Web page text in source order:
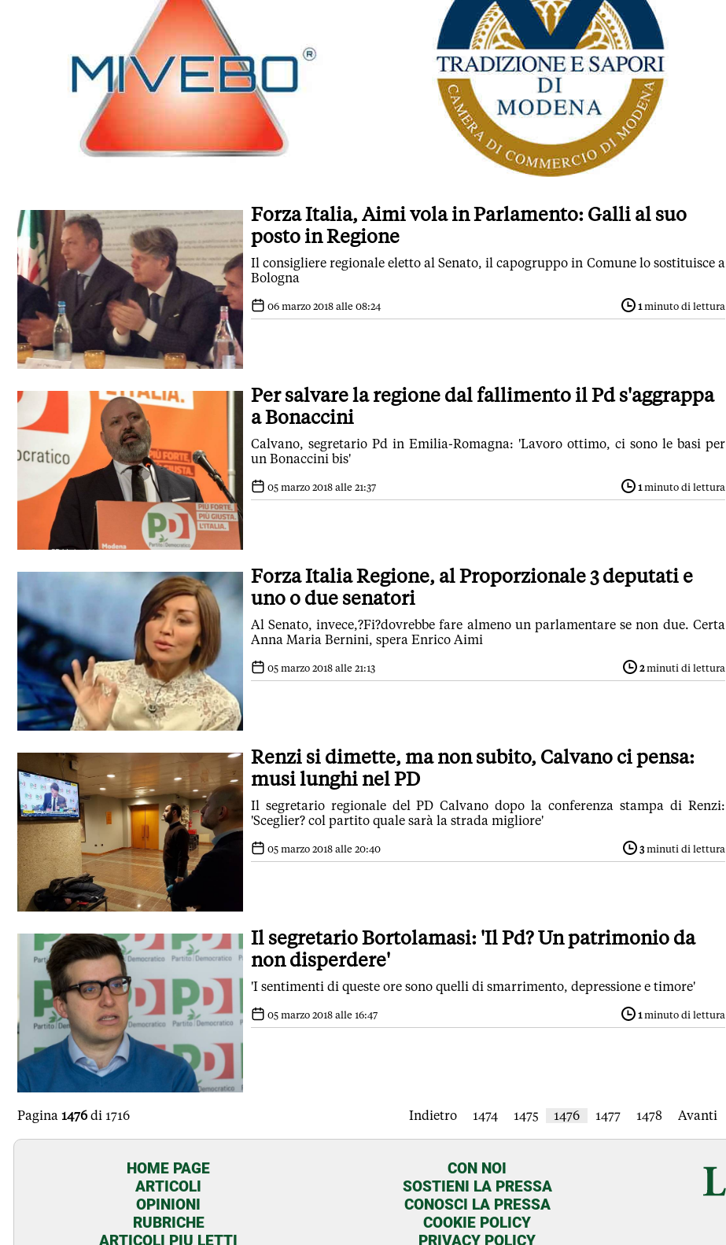
Forza Italia, Aimi vola in Parlamento: Galli al suo
posto in Regione
Il consigliere regionale eletto al Senato, il capogruppo in Comune lo sostituisce a
Bologna
06 marzo 2018 alle 08:24 1minuto di lettura
Per salvare la regione dal fallimento il Pd s'aggrappa
a Bonaccini
Calvano, segretario Pd in Emilia-Romagna: 'Lavoro ottimo, ci sono le basi per
un Bonaccini bis'
05 marzo 2018 alle 21:37 1minuto di lettura
Forza Italia Regione, al Proporzionale 3 deputati e
uno o due senatori
Al Senato, invece,?Fi?dovrebbe fare almeno un parlamentare se non due. Certa
Anna Maria Bernini, spera Enrico Aimi
05 marzo 2018 alle 21:13 2minuti di lettura
Renzi si dimette, ma non subito, Calvano ci pensa:
musi lunghi nel PD
Il segretario regionale del PD Calvano dopo la conferenza stampa di Renzi:
'Sceglier? col partito quale sarà la strada migliore'
05 marzo 2018 alle 20:40 3minuti di lettura
Il segretario Bortolamasi: 'Il Pd? Un patrimonio da
non disperdere'
'I sentimenti di queste ore sono quelli di smarrimento, depressione e timore'
05 marzo 2018 alle 16:47 1minuto di lettura
Pagina 1476di 1716 Indietro 1474 1475 1476 1477 1478 Avanti
HOME PAGE
ARTICOLI
OPINIONI
RUBRICHE
ARTICOLI PIU LETTI
CON NOI
SOSTIENI LA PRESSA
CONOSCI LA PRESSA
COOKIE POLICY
PRIVACY POLICY